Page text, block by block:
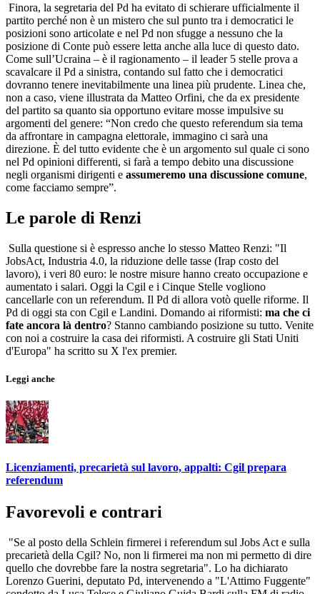
Finora, la segretaria del Pd ha evitato di schierare ufficialmente il
partito perché non è un mistero che sul punto tra i democratici le
posizioni sono articolate e nel Pd non sfugge a nessuno che la
posizione di Conte può essere letta anche alla luce di questo dato.
Come sull’Ucraina – è il ragionamento – il leader 5 stelle prova a
scavalcare il Pd a sinistra, contando sul fatto che i democratici
dovranno tenere inevitabilmente una linea più prudente. Linea che,
non a caso, viene illustrata da Matteo Orfini, che da ex presidente
del partito sa quanto sia opportuno evitare mosse impulsive su
argomenti del genere: “Non credo che questo referendum sia tema
da affrontare in campagna elettorale, immagino ci sarà una
direzione. È del tutto evidente che è un argomento sul quale ci sono
nel Pd opinioni differenti, si farà a tempo debito una discussione
negli organismi dirigenti e assumeremo una discussione comune,
come facciamo sempre”.
Le parole di Renzi
Sulla questione si è espresso anche lo stesso Matteo Renzi: "Il
JobsAct, Industria 4.0, la riduzione delle tasse (Irap costo del
lavoro), i veri 80 euro: le nostre misure hanno creato occupazione e
aumentato i salari. Oggi la Cgil e i Cinque Stelle vogliono
cancellarle con un referendum. Il Pd di allora votò quelle riforme. Il
Pd di oggi sta con Cgil e Landini. Domando ai riformisti: ma che ci
fate ancora là dentro? Stanno cambiando posizione su tutto. Venite
con noi a costruire la casa dei riformisti. A costruire gli Stati Uniti
d'Europa" ha scritto su X l'ex premier.
Leggi anche
Licenziamenti, precarietà sul lavoro, appalti: Cgil prepara
referendum
Favorevoli e contrari
"Se al posto della Schlein firmerei i referendum sul Jobs Act e sulla
precarietà della Cgil? No, non li firmerei ma non mi permetto di dire
quello che dovrebbe fare la nostra segretaria". Lo ha dichiarato
Lorenzo Guerini, deputato Pd, intervenendo a "L'Attimo Fuggente"